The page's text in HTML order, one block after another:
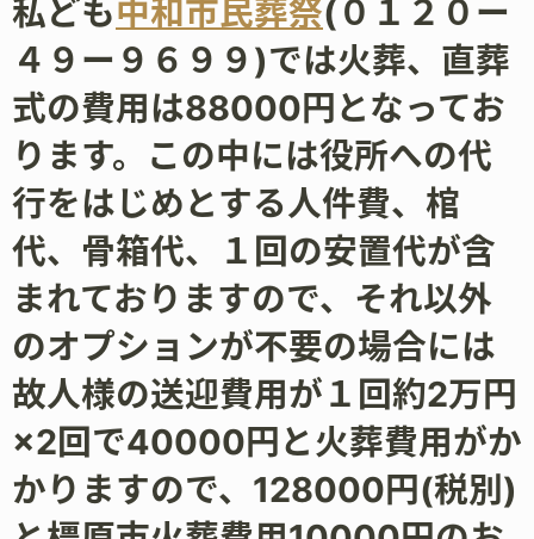
私ども中和市民葬祭(０１２０ー
４９ー９６９９)では火葬、直葬
式の費用は88000円となってお
ります。この中には役所への代
行をはじめとする人件費、棺
代、骨箱代、１回の安置代が含
まれておりますので、それ以外
のオプションが不要の場合には
故人様の送迎費用が１回約2万円
×2回で40000円と火葬費用がか
かりますので、128000円(税別)